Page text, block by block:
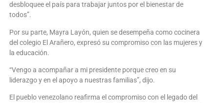
desbloquee el país para trabajar juntos por el bienestar de
todos”.
Por su parte, Mayra Layón, quien se desempeña como cocinera
del colegio El Arañero, expresó su compromiso con las mujeres y
la educación.
“Vengo a acompañar a mi presidente porque creo en su
liderazgo y en el apoyo a nuestras familias”, dijo.
El pueblo venezolano reafirma el compromiso con el legado del